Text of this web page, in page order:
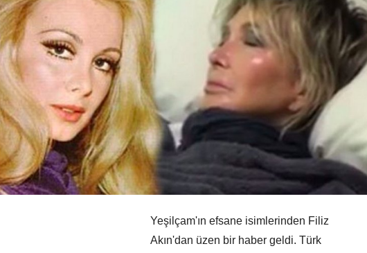
Yeşilçam'ın efsane isimlerinden Filiz
Akın'dan üzen bir haber geldi. Türk